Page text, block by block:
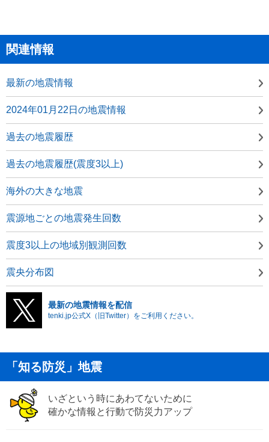
関連情報
最新の地震情報
2024年01月22日の地震情報
過去の地震履歴
過去の地震履歴(震度3以上)
海外の大きな地震
震源地ごとの地震発生回数
震度3以上の地域別観測回数
震央分布図
最新の地震情報を配信
tenki.jp公式X（旧Twitter）をご利用ください。
「知る防災」地震
いざという時にあわてないために
確かな情報と行動で防災力アップ